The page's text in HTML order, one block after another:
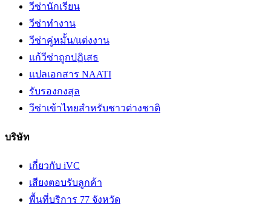
วีซ่านักเรียน
วีซ่าทำงาน
วีซ่าคู่หมั้น/แต่งงาน
แก้วีซ่าถูกปฏิเสธ
แปลเอกสาร NAATI
รับรองกงสุล
วีซ่าเข้าไทยสำหรับชาวต่างชาติ
บริษัท
เกี่ยวกับ iVC
เสียงตอบรับลูกค้า
พื้นที่บริการ 77 จังหวัด